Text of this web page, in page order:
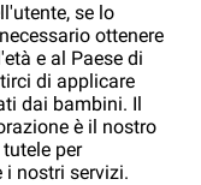
se lo
ottenere
e al Paese di
di applicare
dai bambini. Il
è il nostro
per
i nostri servizi.